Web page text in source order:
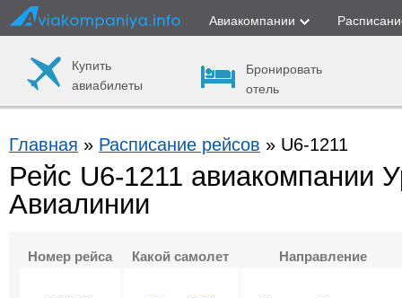
Авиакомпании
Купить
авиабилеты
Бронировать
отель
Главная » Расписание рейсов » U6-1211
Рейс U6-1211 авиакомпании
Авиалинии
Номер рейса Какой самолет Направление